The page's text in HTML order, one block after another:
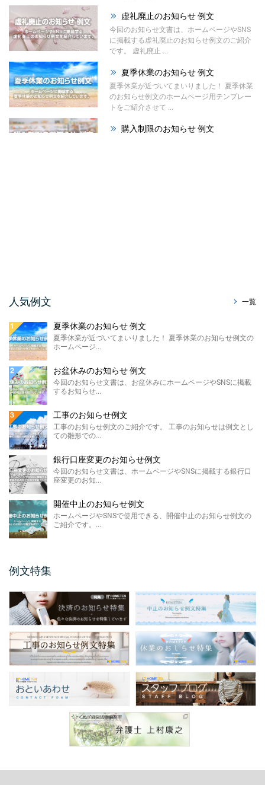
虚礼廃止のお知らせ 例文
今回のお知らせ文書は、ホームページやSNS
に掲載する虚礼廃止のお知らせ例文のご紹介
です。 虚礼廃止 ...
夏季休業のお知らせ 例文
夏季休業が近づいてまいりました！ 夏季休業
のお知らせ例文のホームページ用テンプレー
トをご紹介させて ...
購入制限のお知らせ 例文
する販売休止のお知らせテンプレートのご紹
介です。 こちらに ...
ホームページやSNSに掲載する製造終了のお
知らせ例文のご紹介です。 材料の高騰や需要
の低下による製 ...
価格改定のお知らせ例文
今回のお知らせ文書は、ホームページに掲載
FAX廃止のお知らせ 例 ...
るペーパ ...
メールアドレス変更のお知 ...
保護者説明会のご案内例文のご紹介です。 保
護者説明会のご案内例文は、小学校、中学
校、高校などの学校 ...
仕様変更のお知らせ 例文
仕様変更のお知らせ例文のご紹介です。 会社
やお店、ショップと業種は問わず商品、製品
商品表示変更のお知らせ ...
商品表示変更のお知らせ例文のご紹介です。
商品や製品のパッケージや商品の印刷物、各
...
口座振替のお知らせ 例文
に掲載する口座振替のお知らせ例文のご紹介
人気例文 一覧
夏季休業のお知らせ 例文
夏季休業が近づいてまいりました！ 夏季休業のお知らせ例文の
ホームページ...
お盆休みのお知らせ 例文
今回のお知らせ文書は、お盆休みにホームページやSNSに掲載
するお知らせ...
工事のお知らせ例文
工事のお知らせ例文のご紹介です。 工事のお知らせは例文とし
ての雛形での...
銀行口座変更のお知らせ例文
今回のお知らせ文書は、ホームページやSNSに掲載する銀行口
座変更のお知...
開催中止のお知らせ例文
ホームページやSNSで使用できる、開催中止のお知らせ例文の
ご紹介です。...
例文特集